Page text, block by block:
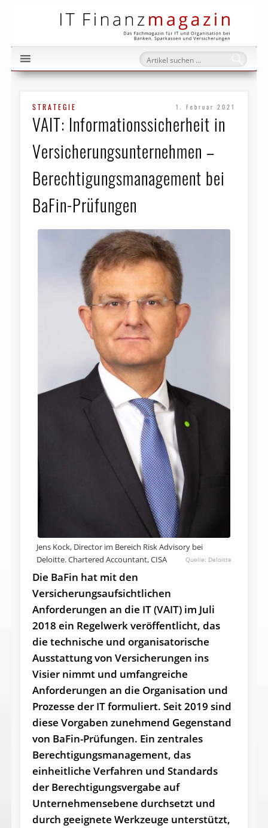
STRATEGIE 1. Februar 2021
VAIT: Informationssicherheit in
Versicherungsunternehmen –
Berechtigungsmanagement bei
BaFin-Prüfungen
Jens Kock, Director im Bereich Risk Advisory bei
Deloitte. Chartered Accountant, CISA
Deloitte
Die BaFin hat mit den
Versicherungsaufsichtlichen
Anforderungen an die IT (VAIT) im Juli
2018 ein Regelwerk veröffentlicht, das
die technische und organisatorische
Ausstattung von Versicherungen ins
Visier nimmt und umfangreiche
Anforderungen an die Organisation und
Prozesse der IT formuliert. Seit 2019 sind
diese Vorgaben zunehmend Gegenstand
von BaFin-Prüfungen. Ein zentrales
Berechtigungsmanagement, das
einheitliche Verfahren und Standards
der Berechtigungs­vergabe auf
Unternehmensebene durchsetzt und
durch geeignete Werkzeuge unterstützt,